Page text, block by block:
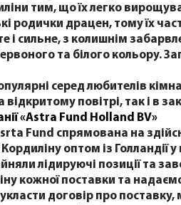
тим, що їх легко
родички драцен, тому їх
і сильне, з колишнім
та білого кольору.
серед любителів
повітрі, так і в
«Astra Fund Holland BV»
Fund спрямована на
оптом із Голландії
лідируючі позиції та
кожної поставки та
договір про